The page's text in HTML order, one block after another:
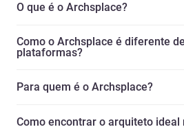
O que é o Archsplace?
Como o Archsplace é diferente
plataformas?
Para quem é o Archsplace?
Como encontrar o arquiteto ideal